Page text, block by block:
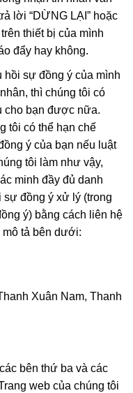
lời “DỪNG LẠI” hoặc
thiết bị của mình
đẩy hay không.
hồi sự đồng ý của mình
thì chúng tôi có
cho bạn được nữa.
tôi có thể hạn chế
ý của bạn nếu luật
tôi làm như vậy,
minh đầy đủ danh
sự đồng ý xử lý (trong
ý) bằng cách liên hệ
tả bên dưới:
Xuân Nam, Thanh
bên thứ ba và các
web của chúng tôi